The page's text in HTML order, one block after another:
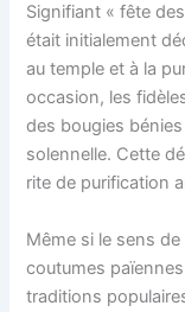
Signifiant « fête
était initialement
au temple et à la
occasion, les
des bougies
solennelle. Cette
rite de purification
Même si le sens
coutumes
traditions